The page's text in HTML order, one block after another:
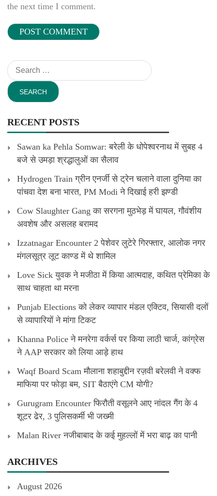
the next time I comment.
Search
for:
RECENT POSTS
Sawan ka Pehla Somwar: बरेली के धोपेश्वरनाथ में सुबह 4
बजे से उमड़ा श्रद्धालुओं का सैलाव
Hydrogen Train ग्रीन एनर्जी से ट्रेन चलाने वाला दुनिया का
पांचवा देश बना भारत, PM Modi ने दिखाई हरी झण्डी
Cow Slaughter Gang का सरगना मुठभेड़ में घायल, गौवंशीय
अवशेष और असलह बरामद
Izzatnagar Encounter 2 पेशेवर लुटेरे गिरफ्तार, आलोक नगर
मंगलसूत्र लूट काण्‍ड में थे शामिल
Love Sick युवक ने मजीठा में किया आत्मदाह, कथित प्रेमिका के
साथ चाहता था मरना
Punjab Elections को लेकर व्यापार मंडल एक्टिव, सियासी दलों
से व्यापारियों ने मांगा टिकट
Khanna Police ने मनरेगा वर्कर्स पर किया लाठी चार्ज, कांग्रेस
ने AAP सरकार को लिया आड़े हाथ
Waqf Board Scam मौलाना शहाबुद्दीन रज़वी बरेलवी ने वक्फ
माफिया पर फोड़ा बम, SIT बैठाएंगे CM योगी?
Gurugram Encounter फिरौती वसूलने आए नांदल गैंग के 4
शूटर ढेर, 3 पुलिसकर्मी भी जख्मी
Malan River नजीबाबाद के कई मुहल्लों में भरा बाढ़ का पानी
ARCHIVES
August 2026